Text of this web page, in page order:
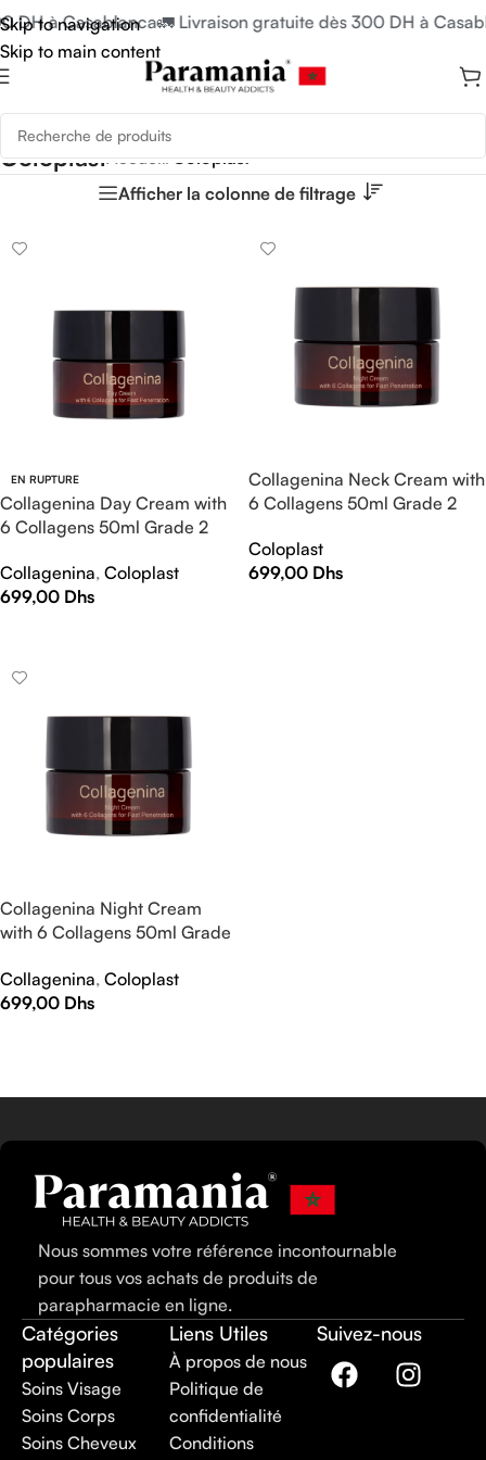
Skip to navigation
Skip to main content
DH à Casablanca🚛 Livraison gratuite dès 300 DH à
ColoplastAccueil/Coloplast
Afficher la colonne de filtrage
EN RUPTURE
Collagenina Day Cream with
6 Collagens 50ml Grade 2
Collagenina, Coloplast
699,00 Dhs
Collagenina Neck Cream with
6 Collagens 50ml Grade 2
Coloplast
699,00 Dhs
Collagenina Night Cream
with 6 Collagens 50ml Grade
Collagenina, Coloplast
699,00 Dhs
Nous sommes votre référence incontournable
pour tous vos achats de produits de
parapharmacie en ligne.
Catégories
populaires
Soins Visage
Soins Corps
Soins Cheveux
Liens Utiles
À propos de nous
Politique de
confidentialité
Conditions
Suivez-nous